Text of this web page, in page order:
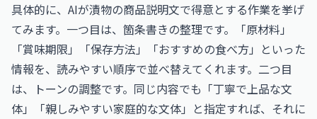
具体的に、AIが漬物の商品説明文で得意とする作業を挙げ
てみます。一つ目は、箇条書きの整理です。「原材料」
「賞味期限」「保存方法」「おすすめの食べ方」といった
情報を、読みやすい順序で並べ替えてくれます。二つ目
は、トーンの調整です。同じ内容でも「丁寧で上品な文
体」「親しみやすい家庭的な文体」と指定すれば、それに